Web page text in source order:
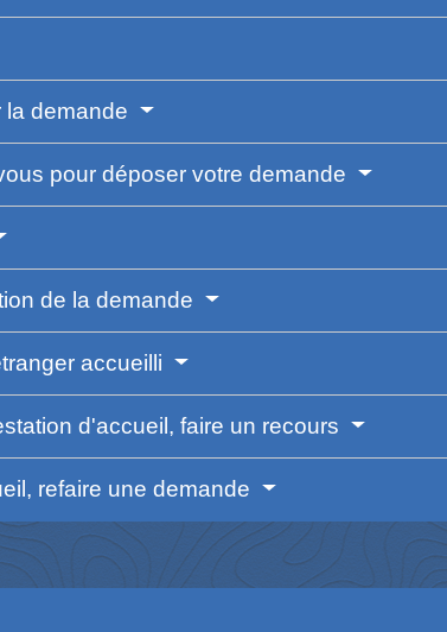
la demande
pour déposer votre demande
de la demande
accueilli
d'accueil, faire un recours
refaire une demande